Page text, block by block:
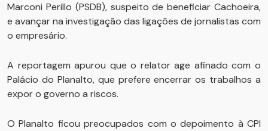
Marconi Perillo (PSDB), suspeito de beneficiar Cachoeira,
e avançar na investigação das ligações de jornalistas com
o empresário.
A reportagem apurou que o relator age afinado com o
Palácio do Planalto, que prefere encerrar os trabalhos a
expor o governo a riscos.
O Planalto ficou preocupados com o depoimento à CPI